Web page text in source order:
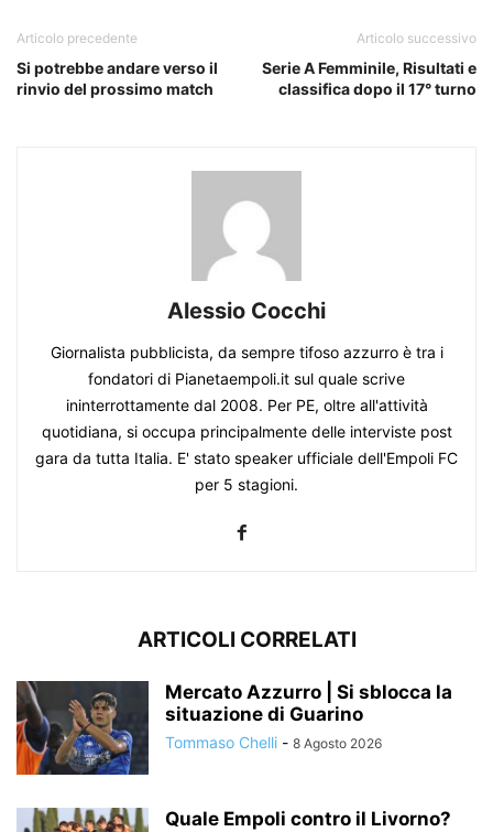
Articolo precedente
Si potrebbe andare verso il
rinvio del prossimo match
Articolo successivo
Serie A Femminile, Risultati e
classifica dopo il 17° turno
Alessio Cocchi
Giornalista pubblicista, da sempre tifoso azzurro è tra i
fondatori di Pianetaempoli.it sul quale scrive
ininterrottamente dal 2008. Per PE, oltre all'attività
quotidiana, si occupa principalmente delle interviste post
gara da tutta Italia. E' stato speaker ufficiale dell'Empoli FC
per 5 stagioni.
ARTICOLI CORRELATI
Mercato Azzurro | Si sblocca la
situazione di Guarino
Tommaso Chelli - 8 Agosto 2026
Quale Empoli contro il Livorno?